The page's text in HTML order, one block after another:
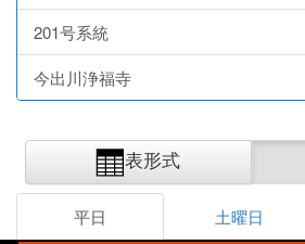
201号系統
今出川浄福寺
表形式
平日 土曜日